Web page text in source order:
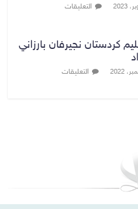
التعليقات
كردستان نجيرفان بارزاني
التعليقات